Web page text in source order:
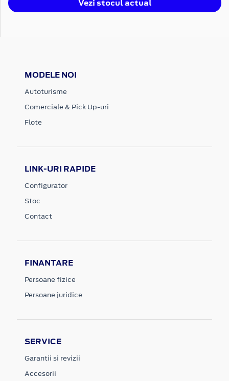
Vezi stocul actual
MODELE NOI
Autoturisme
Comerciale & Pick Up-uri
Flote
LINK-URI RAPIDE
Configurator
Stoc
Contact
FINANTARE
Persoane fizice
Persoane juridice
SERVICE
Garantii si revizii
Accesorii